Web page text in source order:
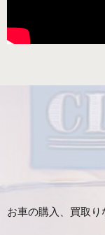
お車の購入、買取り